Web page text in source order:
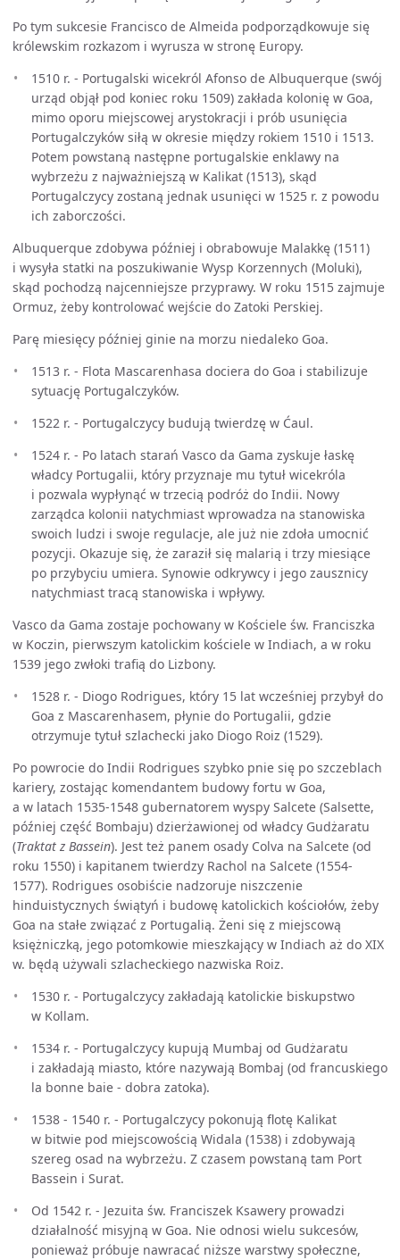
Po tym sukcesie Francisco de Almeida podporządkowuje się
królewskim rozkazom i wyrusza w stronę Europy.
1510 r. - Portugalski wicekról Afonso de Albuquerque (swój
urząd objął pod koniec roku 1509) zakłada kolonię w Goa,
mimo oporu miejscowej arystokracji i prób usunięcia
Portugalczyków siłą w okresie między rokiem 1510 i 1513.
Potem powstaną następne portugalskie enklawy na
wybrzeżu z najważniejszą w Kalikat (1513), skąd
Portugalczycy zostaną jednak usunięci w 1525 r. z powodu
ich zaborczości.
Albuquerque zdobywa później i obrabowuje Malakkę (1511)
i wysyła statki na poszukiwanie Wysp Korzennych (Moluki),
skąd pochodzą najcenniejsze przyprawy. W roku 1515 zajmuje
Ormuz, żeby kontrolować wejście do Zatoki Perskiej.
Parę miesięcy później ginie na morzu niedaleko Goa.
1513 r. - Flota Mascarenhasa dociera do Goa i stabilizuje
sytuację Portugalczyków.
1522 r. - Portugalczycy budują twierdzę w Ćaul.
1524 r. - Po latach starań Vasco da Gama zyskuje łaskę
władcy Portugalii, który przyznaje mu tytuł wicekróla
i pozwala wypłynąć w trzecią podróż do Indii. Nowy
zarządca kolonii natychmiast wprowadza na stanowiska
swoich ludzi i swoje regulacje, ale już nie zdoła umocnić
pozycji. Okazuje się, że zaraził się malarią i trzy miesiące
po przybyciu umiera. Synowie odkrywcy i jego zausznicy
natychmiast tracą stanowiska i wpływy.
Vasco da Gama zostaje pochowany w Kościele św. Franciszka
w Koczin, pierwszym katolickim kościele w Indiach, a w roku
1539 jego zwłoki trafią do Lizbony.
1528 r. - Diogo Rodrigues, który 15 lat wcześniej przybył do
Goa z Mascarenhasem, płynie do Portugalii, gdzie
otrzymuje tytuł szlachecki jako Diogo Roiz (1529).
Po powrocie do Indii Rodrigues szybko pnie się po szczeblach
kariery, zostając komendantem budowy fortu w Goa,
a w latach 1535-1548 gubernatorem wyspy Salcete (Salsette,
później część Bombaju) dzierżawionej od władcy Gudżaratu
(Traktat z Bassein). Jest też panem osady Colva na Salcete (od
roku 1550) i kapitanem twierdzy Rachol na Salcete (1554-
1577). Rodrigues osobiście nadzoruje niszczenie
hinduistycznych świątyń i budowę katolickich kościołów, żeby
Goa na stałe związać z Portugalią. Żeni się z miejscową
księżniczką, jego potomkowie mieszkający w Indiach aż do XIX
w. będą używali szlacheckiego nazwiska Roiz.
1530 r. - Portugalczycy zakładają katolickie biskupstwo
w Kollam.
1534 r. - Portugalczycy kupują Mumbaj od Gudżaratu
i zakładają miasto, które nazywają Bombaj (od francuskiego
la bonne baie - dobra zatoka).
1538 - 1540 r. - Portugalczycy pokonują flotę Kalikat
w bitwie pod miejscowością Widala (1538) i zdobywają
szereg osad na wybrzeżu. Z czasem powstaną tam Port
Bassein i Surat.
Od 1542 r. - Jezuita św. Franciszek Ksawery prowadzi
działalność misyjną w Goa. Nie odnosi wielu sukcesów,
ponieważ próbuje nawracać niższe warstwy społeczne,